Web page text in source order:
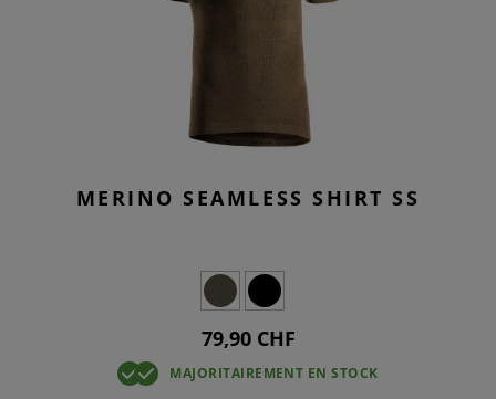
MERINO SEAMLESS SHIRT SS
79,90 CHF
MAJORITAIREMENT EN STOCK